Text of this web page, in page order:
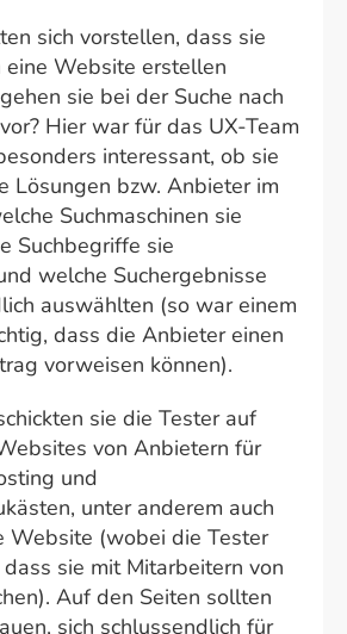
sich vorstellen, dass sie
eine Website erstellen
sie bei der Suche nach
Hier war für das UX-Team
interessant, ob sie
Lösungen bzw. Anbieter im
Suchmaschinen sie
Suchbegriffe sie
welche Suchergebnisse
auswählten (so war einem
dass die Anbieter einen
vorweisen können).
sie die Tester auf
von Anbietern für
und
unter anderem auch
Website (wobei die Tester
sie mit Mitarbeitern von
Auf den Seiten sollten
sich schlussendlich für